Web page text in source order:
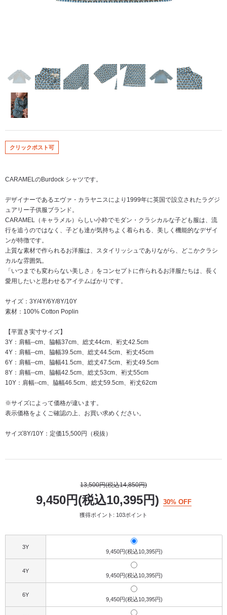
クリックポスト可
CARAMELのBurdock シャツです。
デザイナーであるエヴァ・カラヤニスにより1999年に英国で設立されたラグジ
ュアリー子供服ブランド。
CARAMEL（キャラメル）らしい小粋でモダン・クラシカルな子ども服は、流
行を追うのではなく、子ども達が気持ちよく着られる、美しく機能的なデザイ
ンが特徴です。
上質な素材で作られるお洋服は、スタイリッシュでありながら、どこかクラシ
カルな雰囲気。
「いつまでも変わらない美しさ」をコンセプトに作られるお洋服たちは、長く
愛用したいと思わせるアイテムばかりです。
サイズ：3Y/4Y/6Y/8Y/10Y
素材：100% Cotton Poplin
【平置き実寸サイズ】
3Y：肩幅--cm、脇幅37cm、総丈44cm、裄丈42.5cm
4Y：肩幅--cm、脇幅39.5cm、総丈44.5cm、裄丈45cm
6Y：肩幅--cm、脇幅41.5cm、総丈47.5cm、裄丈49.5cm
8Y：肩幅--cm、脇幅42.5cm、総丈53cm、裄丈55cm
10Y：肩幅--cm、脇幅46.5cm、総丈59.5cm、裄丈62cm
※サイズによって価格が違います。
表示価格をよくご確認の上、お買い求めください。
サイズ8Y/10Y：定価15,500円（税抜）
13,500円(税込14,850円)
9,450円(税込10,395円) 30% OFF
獲得ポイント: 103ポイント
3Y
9,450円(税込10,395円)
4Y
9,450円(税込10,395円)
6Y
9,450円(税込10,395円)